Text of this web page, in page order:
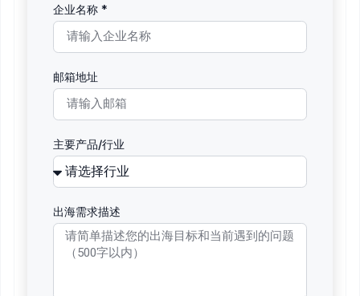
企业名称 *
邮箱地址
主要产品/行业
出海需求描述